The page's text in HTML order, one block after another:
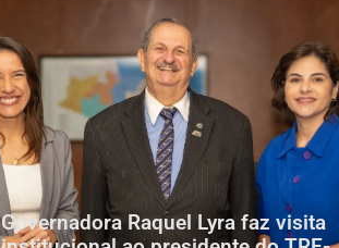
Governadora Raquel Lyra faz visita